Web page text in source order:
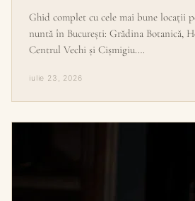
Ghid complet cu cele mai bune locații
nuntă în București: Grădina Botanică,
Centrul Vechi și Cișmigiu.…
iulie 23, 2026